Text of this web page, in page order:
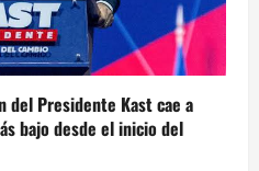
del Presidente Kast cae a
bajo desde el inicio del